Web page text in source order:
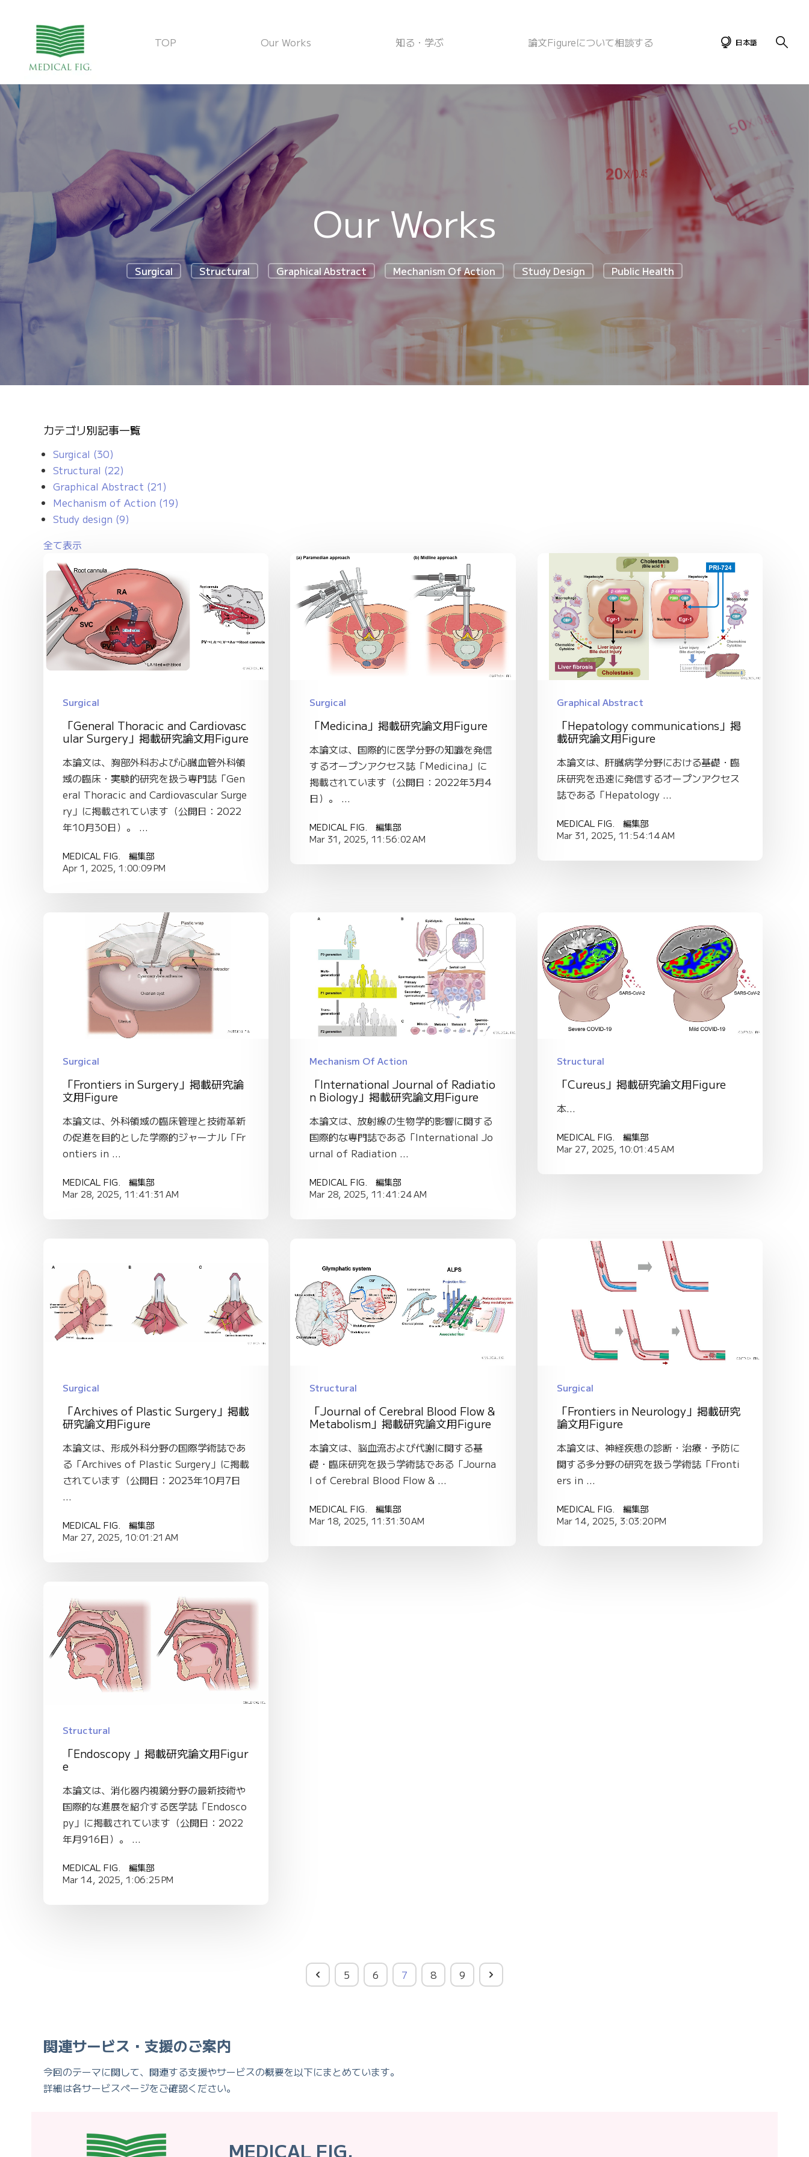
TOP Our Works 知る・学ぶ 論文Figureについて相談する 日本語
Our Works
Surgical Structural Graphical Abstract Mechanism Of Action Study Design Public Health
カテゴリ別記事一覧
Surgical (30)
Structural (22)
Graphical Abstract (21)
Mechanism of Action (19)
Study design (9)
全て表示
Surgical
「General Thoracic and Cardiovasc
ular Surgery」掲載研究論文用Figure
本論文は、胸部外科および心臓血管外科領
域の臨床・実験的研究を扱う専門誌「Gen
eral Thoracic and Cardiovascular Surge
ry」に掲載されています（公開日：2022
年10月30日）。 ...
MEDICAL FIG. 編集部
Apr 1, 2025, 1:00:09 PM
Surgical
「Medicina」掲載研究論文用Figure
本論文は、国際的に医学分野の知識を発信
するオープンアクセス誌「Medicina」に
掲載されています（公開日：2022年3月4
日）。 ...
MEDICAL FIG. 編集部
Mar 31, 2025, 11:56:02 AM
Graphical Abstract
「Hepatology communications」掲
載研究論文用Figure
本論文は、肝臓病学分野における基礎・臨
床研究を迅速に発信するオープンアクセス
誌である「Hepatology ...
MEDICAL FIG. 編集部
Mar 31, 2025, 11:54:14 AM
Surgical
「Frontiers in Surgery」掲載研究論
文用Figure
本論文は、外科領域の臨床管理と技術革新
の促進を目的とした学際的ジャーナル「Fr
ontiers in ...
MEDICAL FIG. 編集部
Mar 28, 2025, 11:41:31 AM
Mechanism Of Action
「International Journal of Radiatio
n Biology」掲載研究論文用Figure
本論文は、放射線の生物学的影響に関する
国際的な専門誌である「International Jo
urnal of Radiation ...
MEDICAL FIG. 編集部
Mar 28, 2025, 11:41:24 AM
Structural
「Cureus」掲載研究論文用Figure
本...
MEDICAL FIG. 編集部
Mar 27, 2025, 10:01:45 AM
Surgical
「Archives of Plastic Surgery」掲載
研究論文用Figure
本論文は、形成外科分野の国際学術誌であ
る「Archives of Plastic Surgery」に掲載
されています（公開日：2023年10月7日
...
MEDICAL FIG. 編集部
Mar 27, 2025, 10:01:21 AM
Structural
「Journal of Cerebral Blood Flow &
Metabolism」掲載研究論文用Figure
本論文は、脳血流および代謝に関する基
礎・臨床研究を扱う学術誌である「Journa
l of Cerebral Blood Flow & ...
MEDICAL FIG. 編集部
Mar 18, 2025, 11:31:30 AM
Surgical
「Frontiers in Neurology」掲載研究
論文用Figure
本論文は、神経疾患の診断・治療・予防に
関する多分野の研究を扱う学術誌「Fronti
ers in ...
MEDICAL FIG. 編集部
Mar 14, 2025, 3:03:20 PM
Structural
「Endoscopy 」掲載研究論文用Figur
e
本論文は、消化器内視鏡分野の最新技術や
国際的な進展を紹介する医学誌「Endosco
py」に掲載されています（公開日：2022
年月916日）。 ...
MEDICAL FIG. 編集部
Mar 14, 2025, 1:06:25 PM
5 6 7 8 9
関連サービス・支援のご案内
今回のテーマに関して、関連する支援やサービスの概要を以下にまとめています。
詳細は各サービスページをご確認ください。
MEDICAL FIG.